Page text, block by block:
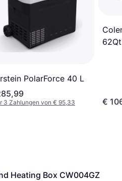
PolarForce 40 L
3 Zahlungen von € 95,33
62Qt
€
Heating Box CW004GZ